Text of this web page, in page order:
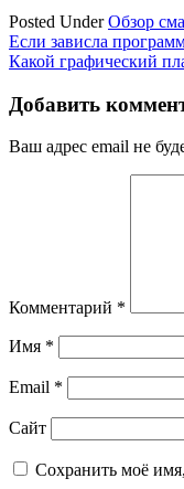
Posted UnderОбзор
Навигация
по
записям
Если зависла
Какой графический
Добавить
Ваш адрес email не
Комментарий *
Имя *
Email *
Сайт
Сохранить моё